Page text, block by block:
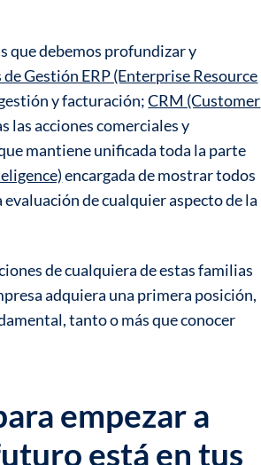
que debemos profundizar y
de Gestión ERP (Enterprise Resource
y facturación;CRM (Customer
las acciones comerciales y
mantiene unificada toda la parte
encargada de mostrar todos
de cualquier aspecto de la
de cualquiera de estas familias
adquiera una primera posición,
tanto o más que conocer
empezar a
está en tus